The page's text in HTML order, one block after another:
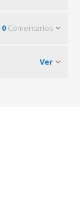
0 Comentarios
Ver